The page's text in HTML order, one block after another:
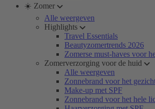
☀️ Zomer
Alle weergeven
Highlights
Travel Essentials
Beautyzomertrends 2026
Zomerse must-haves voor
Zomerverzorging voor de huid
Alle weergeven
Zonnebrand voor het
Make-up met SPF
Zonnebrand voor het hele